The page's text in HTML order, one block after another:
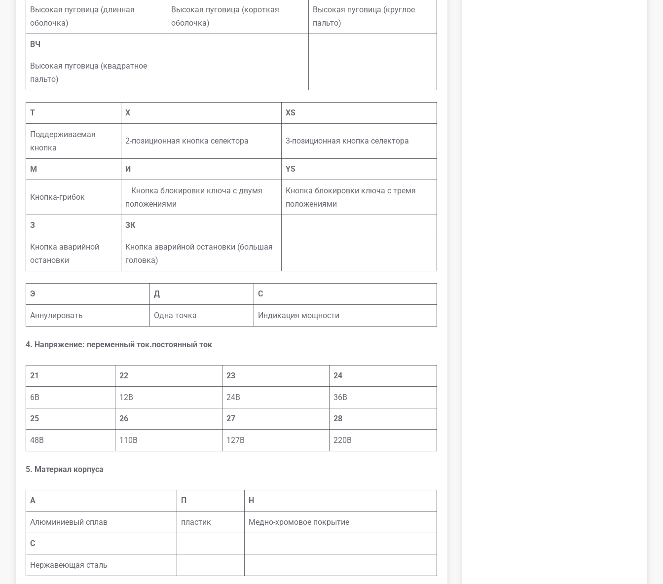
Высокая пуговица (длинная
оболочка)
Высокая пуговица (короткая
оболочка)
Высокая пуговица (круглое
пальто)
ВЧ
Высокая пуговица (квадратное
пальто)
Т Х XS
Поддерживаемая
кнопка
2-позиционная кнопка селектора 3-позиционная кнопка селектора
М И YS
Кнопка-грибок
Кнопка блокировки ключа с двумя
положениями
Кнопка блокировки ключа с тремя
положениями
З ЗК
Кнопка аварийной
остановки
Кнопка аварийной остановки (большая
головка)
Э Д С
Аннулировать Одна точка Индикация мощности
4. Напряжение: переменный ток.постоянный ток
21 22 23 24
6В 12В 24В 36В
25 26 27 28
48В 110В 127В 220В
5. Материал корпуса
А П Н
Алюминиевый сплав пластик Медно-хромовое покрытие
С
Нержавеющая сталь